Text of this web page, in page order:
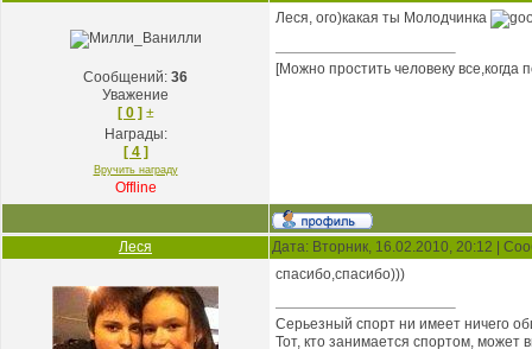
Сообщений: 36
Уважение
[ 0 ] ±
Награды:
[ 4 ]
Вручить награду
Offline
Леся, ого)какая ты Молодчинка
[Можно простить человеку все,когда
Леся Дата: Вторник, 16.02.2010, 20:12 |
спасибо,спасибо)))
Серьезный спорт ни имеет ничего
Тот, кто занимается спортом, может